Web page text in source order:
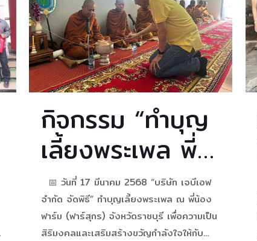
กิจกรรม “ทำบุญ
เลี้ยงพระเพล พี่
น้อง ฟาร์ม (ฟาร์
สุกร)”
📅 วันที่ 17 มีนาคม 2568 “บริษัท เจบีเอฟ
จำกัด จัดพิธี” ทำบุญเลี้ยงพระเพล ณ พี่น้อง
ฟาร์ม (ฟาร์สุกร) จังหวัดราชบุรี เพื่อความเป็น
สิริมงคลและเสริมสร้างขวัญกำลังใจให้กับ